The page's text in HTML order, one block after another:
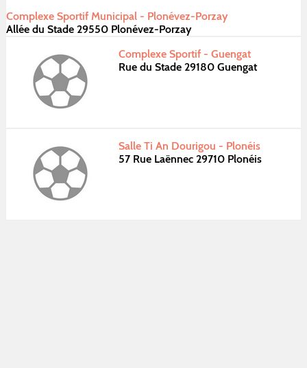
Complexe Sportif Municipal - Plonévez-Porzay
Allée du Stade 29550 Plonévez-Porzay
Complexe Sportif - Guengat
Rue du Stade 29180 Guengat
Salle Ti An Dourigou - Plonéis
57 Rue Laënnec 29710 Plonéis